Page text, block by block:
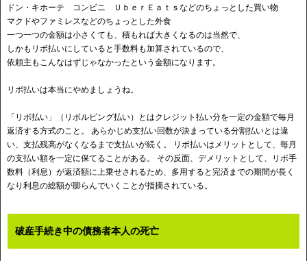
ドン・キホーテ コンビニ ＵｂｅｒＥａｔｓなどのちょっとした買い物
マクドやファミレスなどのちょっとした外食
一つ一つの金額は小さくても、積もれば大きくなるのは当然で、
しかもリボ払いにしていると手数料も加算されているので、
依頼主もこんなはずじゃなかったという金額になります。
リボ払いは本当にやめましょうね。
「リボ払い」（リボルビング払い）とはクレジット払い分を一定の金額で毎月
返済する方式のこと。 あらかじめ支払い回数が決まっている分割払いとは違
い、支払残高がなくなるまで支払いが続く。 リボ払いはメリットとして、毎月
の支払い額を一定に保てることがある。 その反面、デメリットとして、リボ手
数料（利息）が返済額に上乗せされるため、多用すると完済までの期間が長く
なり利息の総額が膨らんでいくことが指摘されている。
破産手続き中の債務者本人の死亡